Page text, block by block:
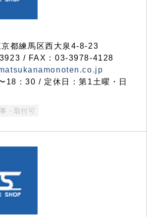
都練馬区西大泉4-8-23
/ FAX：03-3978-4128
18：30 / 定休日：第1土曜・日
・取付可